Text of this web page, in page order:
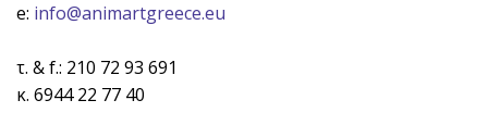
e: info@animartgreece.eu
τ. & f.: 210 72 93 691
κ. 6944 22 77 40